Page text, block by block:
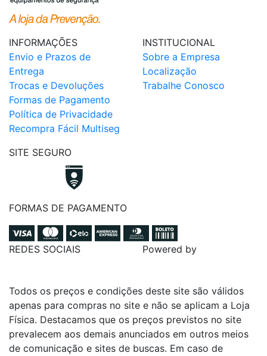
INFORMAÇÕES
Envio e Prazos de
Entrega
Trocas e Devoluções
Formas de Pagamento
Política de Privacidade
Recompra Fácil Multiseg
INSTITUCIONAL
Sobre a Empresa
Localização
Trabalhe Conosco
SITE SEGURO
FORMAS DE PAGAMENTO
REDES SOCIAIS Powered by
Todos os preços e condições deste site são válidos
apenas para compras no site e não se aplicam a Loja
Física. Destacamos que os preços previstos no site
prevalecem aos demais anunciados em outros meios
de comunicação e sites de buscas. Em caso de